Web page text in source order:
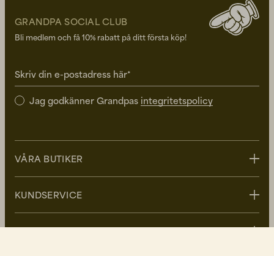
GRANDPA SOCIAL CLUB
Bli medlem och få 10% rabatt på ditt första köp!
Skriv din e-postadress här*
Jag godkänner Grandpas integritetspolicy
VÅRA BUTIKER
Uppsala
KUNDSERVICE
GRANDPA